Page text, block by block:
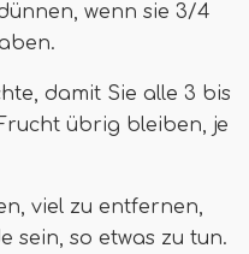
wenn sie 3/4
damit Sie alle 3 bis
übrig bleiben, je
viel zu entfernen,
sein, so etwas zu tun.